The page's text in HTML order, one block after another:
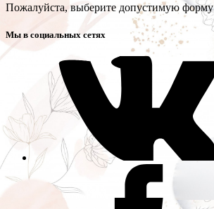
Пожалуйста, выберите допустимую форму
Мы в социальных сетях